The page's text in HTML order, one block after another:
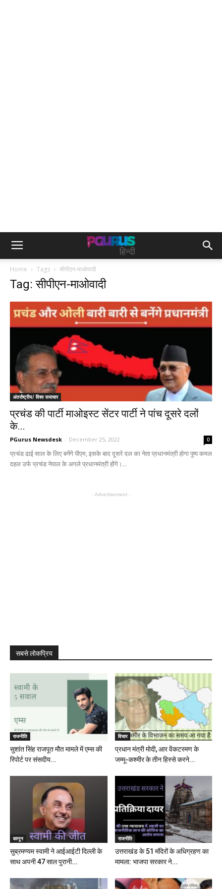
Home Tags सीपीएन-माओवादी
Tag: सीपीएन-माओवादी
अंतर्राष्ट्रीय/ विश्व समाचार
प्रचंड की पार्टी माओइस्ट सेंटर पार्टी ने पांच दूसरे दलों
के...
PGurus Newsdesk - December 25, 2022 0
प्रचंड ढाई साल के लिए बनेंगे पीएम, इसके बाद दूसरे दल का नेता प्रधानमंत्री होगा पुष्प कमल
दहल उर्फ प्रचंड नेपाल के अगले प्रधानमंत्री होंगे।...
- Advertisement -
सबसे लोकप्रिय
राजनीति
सुशांत सिंह राजपूत मौत मामले में एम्स की
रिपोर्ट पर संसदीय...
विचार
प्रधान मंत्री मोदी, आर वेंकटरमण के
जम्मू-कश्मीर के तीन हिस्से करने...
कानून
सुब्रमण्यम स्वामी ने आईआईटी दिल्ली के
साथ अपनी 47 साल पुरानी...
राजनीति
उत्तराखंड के 51 मंदिरों के अधिग्रहण का
मामला: भाजपा सरकार ने...